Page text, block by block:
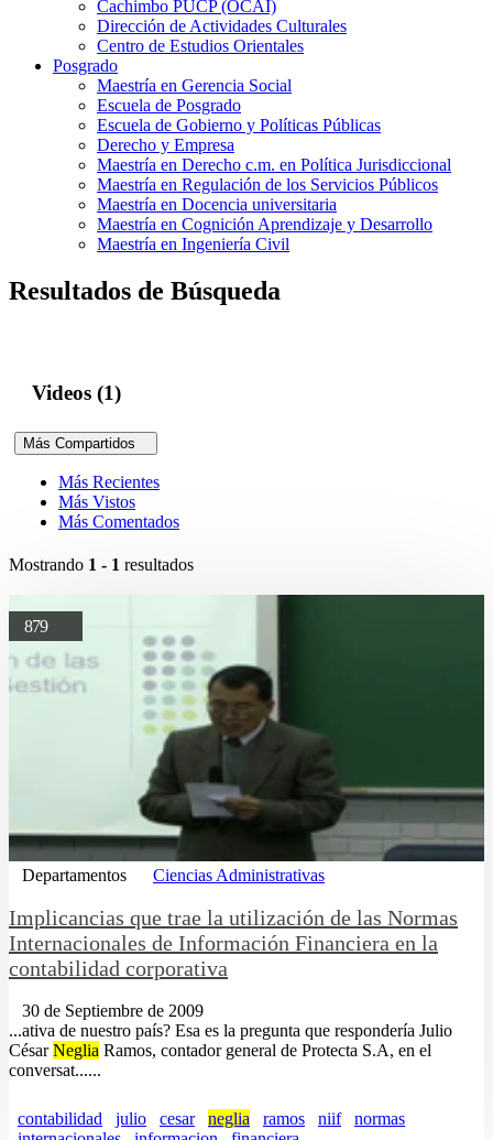
Cachimbo PUCP (OCAI)
Dirección de Actividades Culturales
Centro de Estudios Orientales
Posgrado
Maestría en Gerencia Social
Escuela de Posgrado
Escuela de Gobierno y Políticas Públicas
Derecho y Empresa
Maestría en Derecho c.m. en Política Jurisdiccional
Maestría en Regulación de los Servicios Públicos
Maestría en Docencia universitaria
Maestría en Cognición Aprendizaje y Desarrollo
Maestría en Ingeniería Civil
Resultados de Búsqueda
Videos (1)
Más Compartidos
Más Recientes
Más Vistos
Más Comentados
Mostrando 1 - 1 resultados
879
Departamentos Ciencias Administrativas
Implicancias que trae la utilización de las Normas
Internacionales de Información Financiera en la
contabilidad corporativa
30 de Septiembre de 2009
...ativa de nuestro país? Esa es la pregunta que respondería Julio
CésarNeglia Ramos, contador general de Protecta S.A, en el
conversat......
contabilidad julio cesar neglia ramos niif
normas